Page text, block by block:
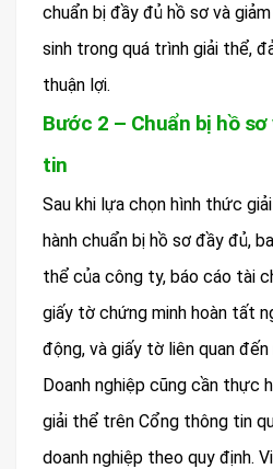
chuẩn bị đầy đủ hồ sơ và
sinh trong quá trình giải thể,
thuận lợi.
Bước 2 – Chuẩn bị hồ
tin
Sau khi lựa chọn hình thức
hành chuẩn bị hồ sơ đầy đủ,
thể của công ty, báo cáo tài
giấy tờ chứng minh hoàn tất
động, và giấy tờ liên quan
Doanh nghiệp cũng cần thực
giải thể trên Cổng thông tin
doanh nghiệp theo quy định.